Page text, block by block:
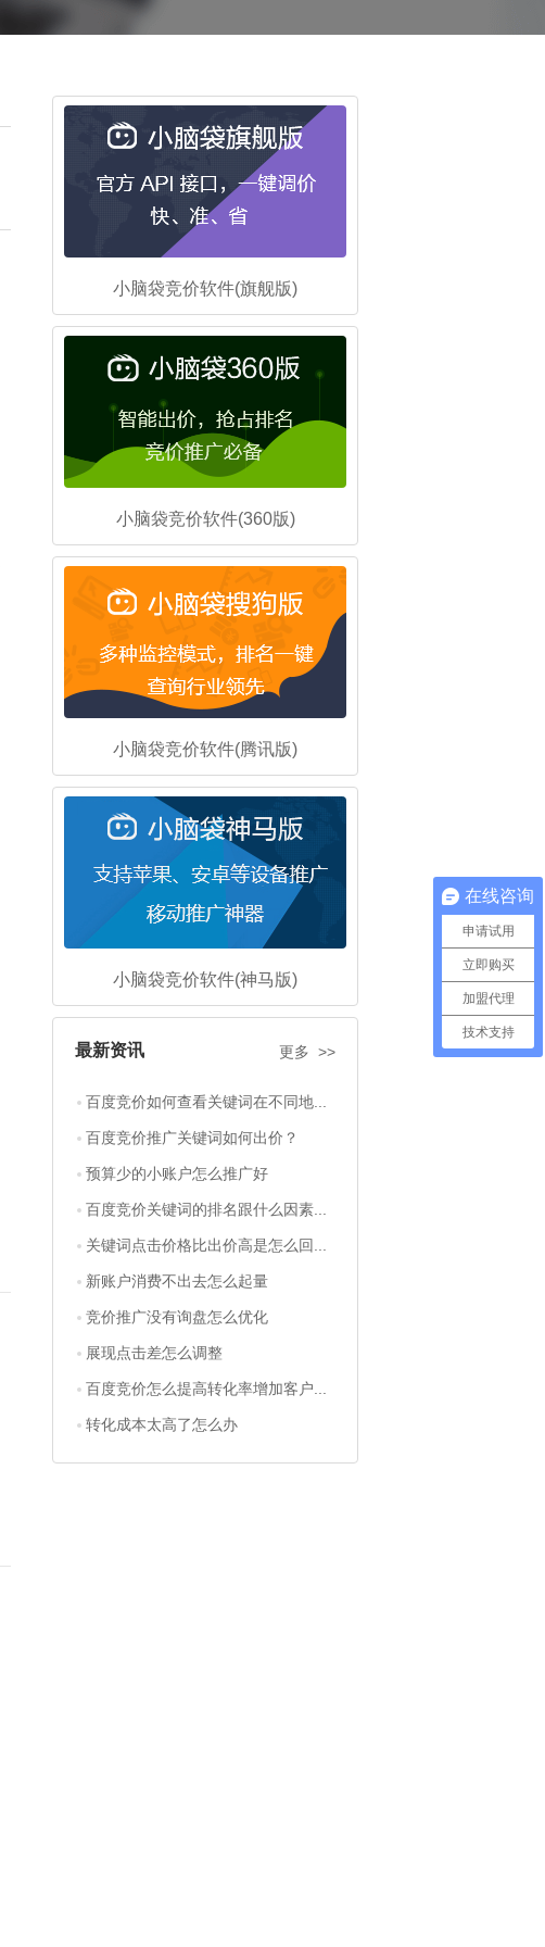
小脑袋竞价软件(旗舰版)
小脑袋竞价软件(360版)
小脑袋竞价软件(腾讯版)
小脑袋竞价软件(神马版)
最新资讯 更多 >>
百度竞价如何查看关键词在不同地...
百度竞价推广关键词如何出价？
预算少的小账户怎么推广好
百度竞价关键词的排名跟什么因素...
关键词点击价格比出价高是怎么回...
新账户消费不出去怎么起量
竞价推广没有询盘怎么优化
展现点击差怎么调整
百度竞价怎么提高转化率增加客户...
转化成本太高了怎么办
在线咨询
申请试用
立即购买
加盟代理
技术支持